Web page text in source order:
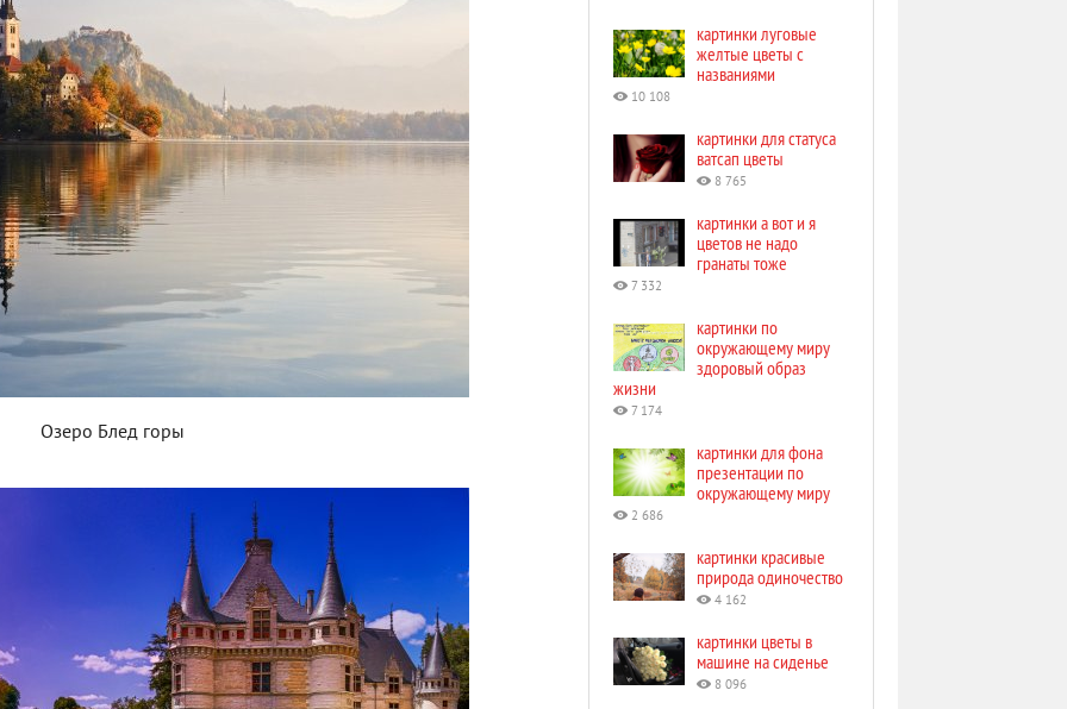
Озеро Блед горы
картинки луговые
желтые цветы с
названиями
10 108
картинки для статуса
ватсап цветы
8 765
картинки а вот и я
цветов не надо
гранаты тоже
7 332
картинки по
окружающему миру
здоровый образ
жизни
7 174
картинки для фона
презентации по
окружающему миру
2 686
картинки красивые
природа одиночество
4 162
картинки цветы в
машине на сиденье
8 096